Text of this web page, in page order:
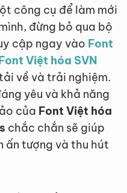
công cụ để làm mới
đừng bỏ qua bộ
cập ngay vào Font
Việt hóa SVN
về và trải nghiệm.
yêu và khả năng
của Font Việt hóa
chắc chắn sẽ giúp
ấn tượng và thu hút